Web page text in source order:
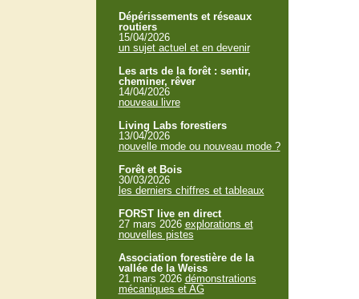
Dépérissements et réseaux
routiers
15/04/2026
un sujet actuel et en devenir
Les arts de la forêt : sentir,
cheminer, rêver
14/04/2026
nouveau livre
Living Labs forestiers
13/04/2026
nouvelle mode ou nouveau mode ?
Forêt et Bois
30/03/2026
les derniers chiffres et tableaux
FORST live en direct
27 mars 2026 explorations et
nouvelles pistes
Association forestière de la
vallée de la Weiss
21 mars 2026 démonstrations
mécaniques et AG